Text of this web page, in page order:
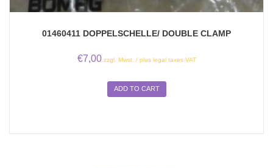
01460411 DOPPELSCHELLE/ DOUBLE CLAMP
€7,00 zzgl. Mwst. / plus legal taxes VAT
ADD TO CART